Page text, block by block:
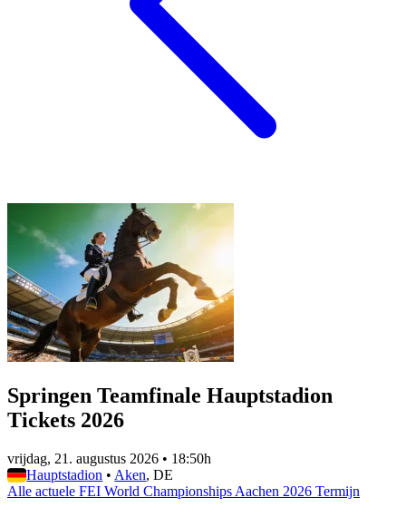
Springen Teamfinale Hauptstadion
Tickets 2026
vrijdag, 21. augustus 2026 • 18:50h
Hauptstadion • Aken, DE
Alle actuele FEI World Championships Aachen 2026 Termijn